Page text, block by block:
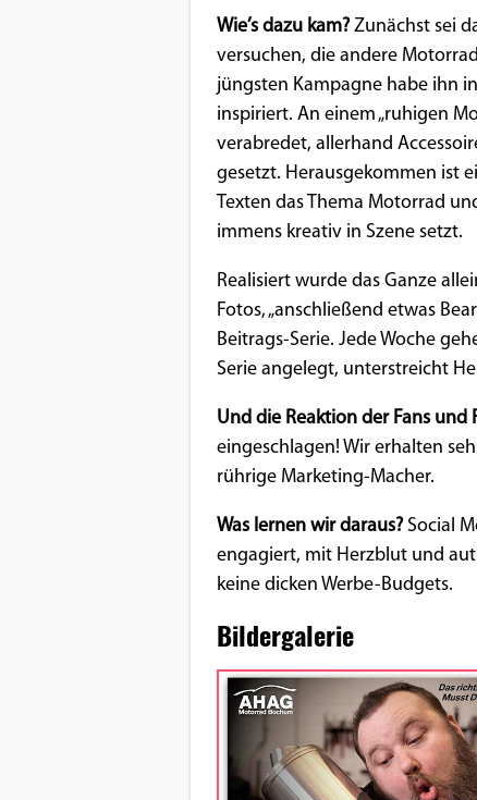
Wie’s dazu kam?Zunächst sei
versuchen, die andere
jüngsten Kampagne habe ihn
inspiriert. An einem „ruhigen
verabredet, allerhand
gesetzt. Herausgekommen ist
Texten das Thema Motorrad
immens kreativ in Szene setzt.
Realisiert wurde das Ganze
Fotos, „anschließend etwas
Beitrags-Serie. Jede Woche
Serie angelegt, unterstreicht
Und die Reaktion der Fans und
eingeschlagen! Wir erhalten
rührige Marketing-Macher.
Was lernen wir daraus?Social
engagiert, mit Herzblut und
keine dicken Werbe-Budgets.
Bildergalerie
EXTERNE MEDIEN
Um Inhalte von Videoplattformen und
Social Media Plattformen anzeigen zu
können, werden von diesen externen
Medien Cookies gesetzt.